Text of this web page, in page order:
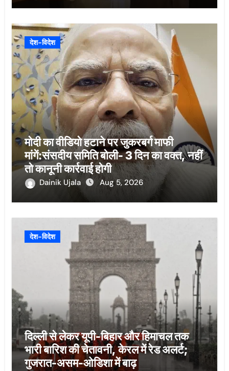
देश-विदेश
मोदी का वीडियो हटाने पर जुकरबर्ग माफी
मांगें:संसदीय समिति बोली- 3 दिन का वक्त, नहीं
तो कानूनी कार्रवाई होगी
Dainik Ujala Aug 5, 2026
देश-विदेश
दिल्ली से लेकर यूपी-बिहार और हिमाचल तक
भारी बारिश की चेतावनी, केरल में रेड अलर्ट;
गुजरात-असम-ओडिशा में बाढ़